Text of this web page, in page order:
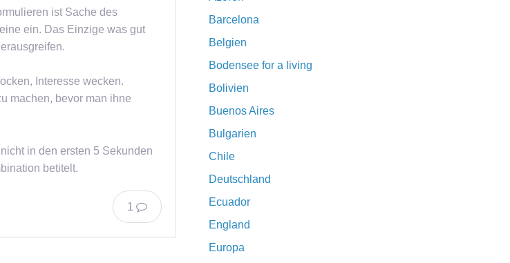
ist Sache des
ein. Das Einzige was gut
Interesse wecken.
machen, bevor man ihne
in den ersten 5 Sekunden
betitelt.
1
Barcelona
Belgien
Bodensee for a living
Bolivien
Buenos Aires
Bulgarien
Chile
Deutschland
Ecuador
England
Europa